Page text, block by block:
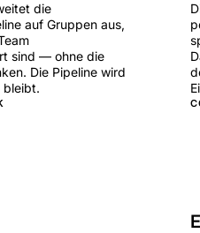
die
auf Gruppen aus,
sind — ohne die
Die Pipeline wird
bleibt.